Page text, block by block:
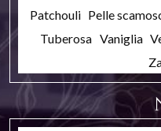
Patchouli Pelle
Tuberosa Vaniglia